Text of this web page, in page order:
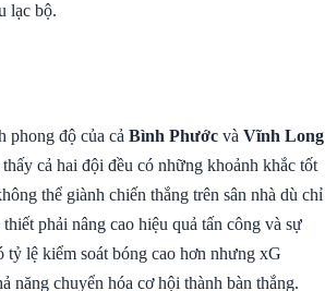
lạc bộ.
phong độ của cả Bình Phước và Vĩnh Long
cả hai đội đều có những khoảnh khắc tốt
thể giành chiến thắng trên sân nhà dù chỉ
phải nâng cao hiệu quả tấn công và sự
lệ kiểm soát bóng cao hơn nhưng xG
năng chuyển hóa cơ hội thành bàn thắng.